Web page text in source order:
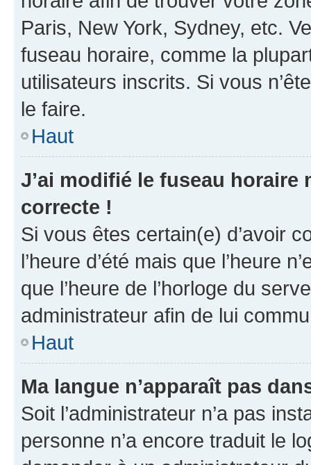
Paris, New York, Sydney, etc.
fuseau horaire, comme la
utilisateurs inscrits. Si vous
le faire.
Haut
J’ai modifié le fuseau horaire
correcte !
Si vous êtes certain(e) d’avoir
l’heure d’été mais que l’heure
que l’heure de l’horloge du
administrateur afin de lui
Haut
Ma langue n’apparaît pas
Soit l’administrateur n’a pas
personne n’a encore traduit le